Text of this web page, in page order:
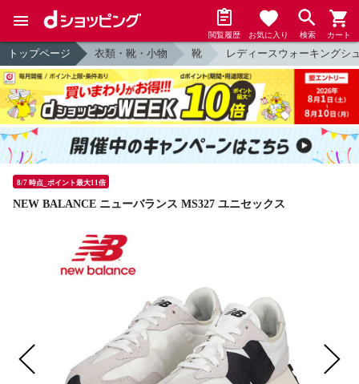
閲覧履歴 お気に入り 検索 カート
トップページ 衣類・靴・小物 靴 レディースウォーキングシ
8/7 時点_ポイント最大11倍
NEW BALANCE ニューバランス MS327 ユニセックス